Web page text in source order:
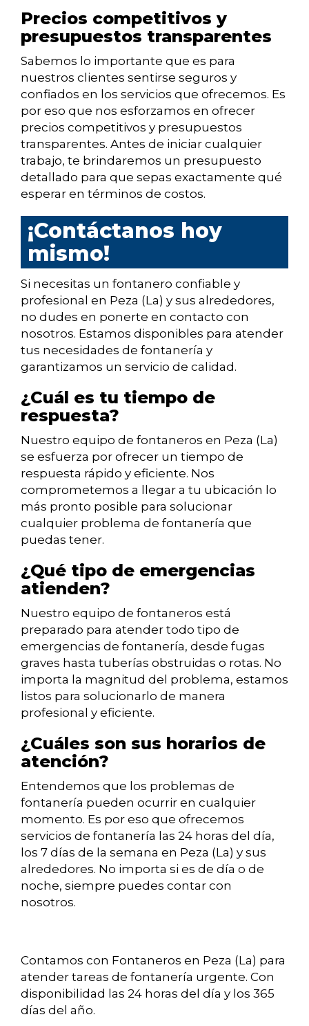
Precios competitivos y
presupuestos transparentes
Sabemos lo importante que es para
nuestros clientes sentirse seguros y
confiados en los servicios que ofrecemos. Es
por eso que nos esforzamos en ofrecer
precios competitivos y presupuestos
transparentes. Antes de iniciar cualquier
trabajo, te brindaremos un presupuesto
detallado para que sepas exactamente qué
esperar en términos de costos.
¡Contáctanos hoy
mismo!
Si necesitas un fontanero confiable y
profesional en Peza (La) y sus alrededores,
no dudes en ponerte en contacto con
nosotros. Estamos disponibles para atender
tus necesidades de fontanería y
garantizamos un servicio de calidad.
¿Cuál es tu tiempo de
respuesta?
Nuestro equipo de fontaneros en Peza (La)
se esfuerza por ofrecer un tiempo de
respuesta rápido y eficiente. Nos
comprometemos a llegar a tu ubicación lo
más pronto posible para solucionar
cualquier problema de fontanería que
puedas tener.
¿Qué tipo de emergencias
atienden?
Nuestro equipo de fontaneros está
preparado para atender todo tipo de
emergencias de fontanería, desde fugas
graves hasta tuberías obstruidas o rotas. No
importa la magnitud del problema, estamos
listos para solucionarlo de manera
profesional y eficiente.
¿Cuáles son sus horarios de
atención?
Entendemos que los problemas de
fontanería pueden ocurrir en cualquier
momento. Es por eso que ofrecemos
servicios de fontanería las 24 horas del día,
los 7 días de la semana en Peza (La) y sus
alrededores. No importa si es de día o de
noche, siempre puedes contar con
nosotros.
Contamos con Fontaneros en Peza (La) para
atender tareas de fontanería urgente. Con
disponibilidad las 24 horas del día y los 365
días del año.